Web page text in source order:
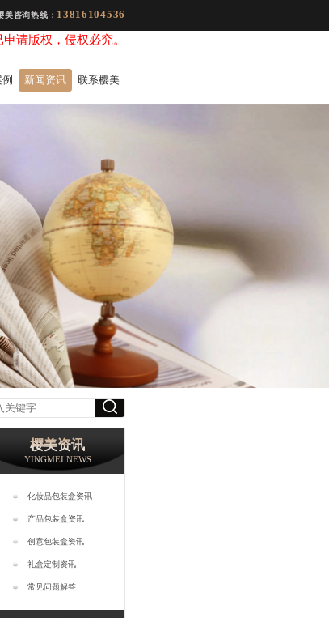
美咨询热线： 13816104536
请版权，侵权必究。
新闻资讯 联系樱美
樱美资讯
YINGMEI NEWS
化妆品包装盒资讯
产品包装盒资讯
创意包装盒资讯
礼盒定制资讯
常见问题解答